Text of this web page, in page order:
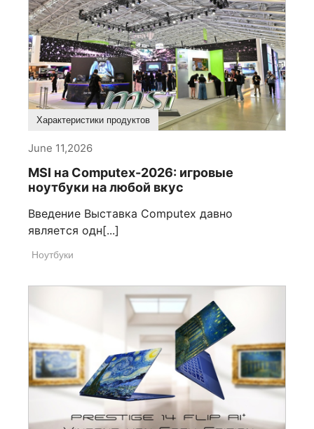
Характеристики продуктов
June 11,2026
MSI на Computex-2026: игровые
ноутбуки на любой вкус
Введение Выставка Computex давно
является одн[...]
Ноутбуки